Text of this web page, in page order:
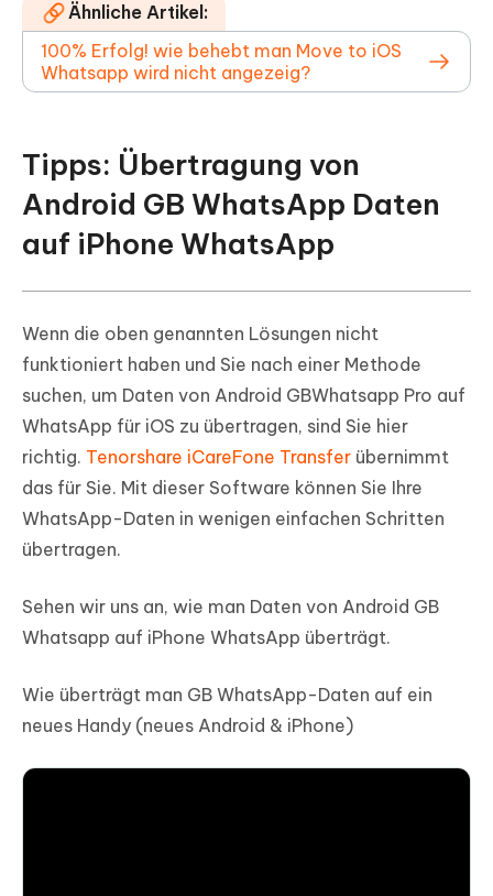
Ähnliche Artikel:
100% Erfolg! wie behebt man Move to iOS
Whatsapp wird nicht angezeig?
Tipps: Übertragung von
Android GB WhatsApp Daten
auf iPhone WhatsApp
Wenn die oben genannten Lösungen nicht
funktioniert haben und Sie nach einer Methode
suchen, um Daten von Android GBWhatsapp Pro auf
WhatsApp für iOS zu übertragen, sind Sie hier
richtig. Tenorshare iCareFone Transfer übernimmt
das für Sie. Mit dieser Software können Sie Ihre
WhatsApp-Daten in wenigen einfachen Schritten
übertragen.
Sehen wir uns an, wie man Daten von Android GB
Whatsapp auf iPhone WhatsApp überträgt.
Wie überträgt man GB WhatsApp-Daten auf ein
neues Handy (neues Android & iPhone)